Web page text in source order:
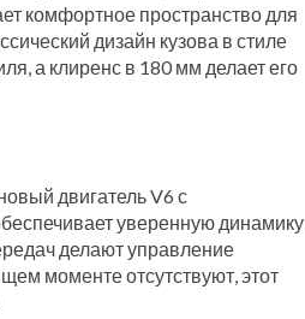
комфортное пространство для
дизайн кузова в стиле
а клиренс в 180 мм делает его
двигатель V6 с
уверенную динамику,
делают управление
моменте отсутствуют, этот